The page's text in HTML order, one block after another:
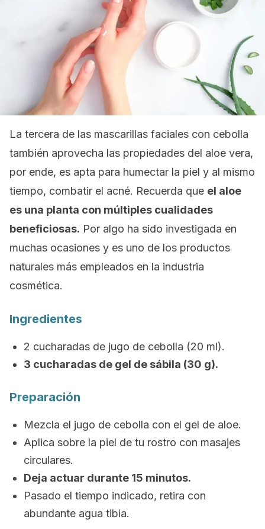
La tercera de las mascarillas faciales con cebolla
también aprovecha las propiedades del aloe vera,
por ende, es apta para humectar la piel y al mismo
tiempo, combatir el acné. Recuerda que el aloe
es una planta con múltiples cualidades
beneficiosas. Por algo ha sido investigada en
muchas ocasiones y es uno de los productos
naturales más empleados en la industria
cosmética.
Ingredientes
2 cucharadas de jugo de cebolla (20 ml).
3 cucharadas de gel de sábila (30 g).
Preparación
Mezcla el jugo de cebolla con el gel de aloe.
Aplica sobre la piel de tu rostro con masajes
circulares.
Deja actuar durante 15 minutos.
Pasado el tiempo indicado, retira con
abundante agua tibia.